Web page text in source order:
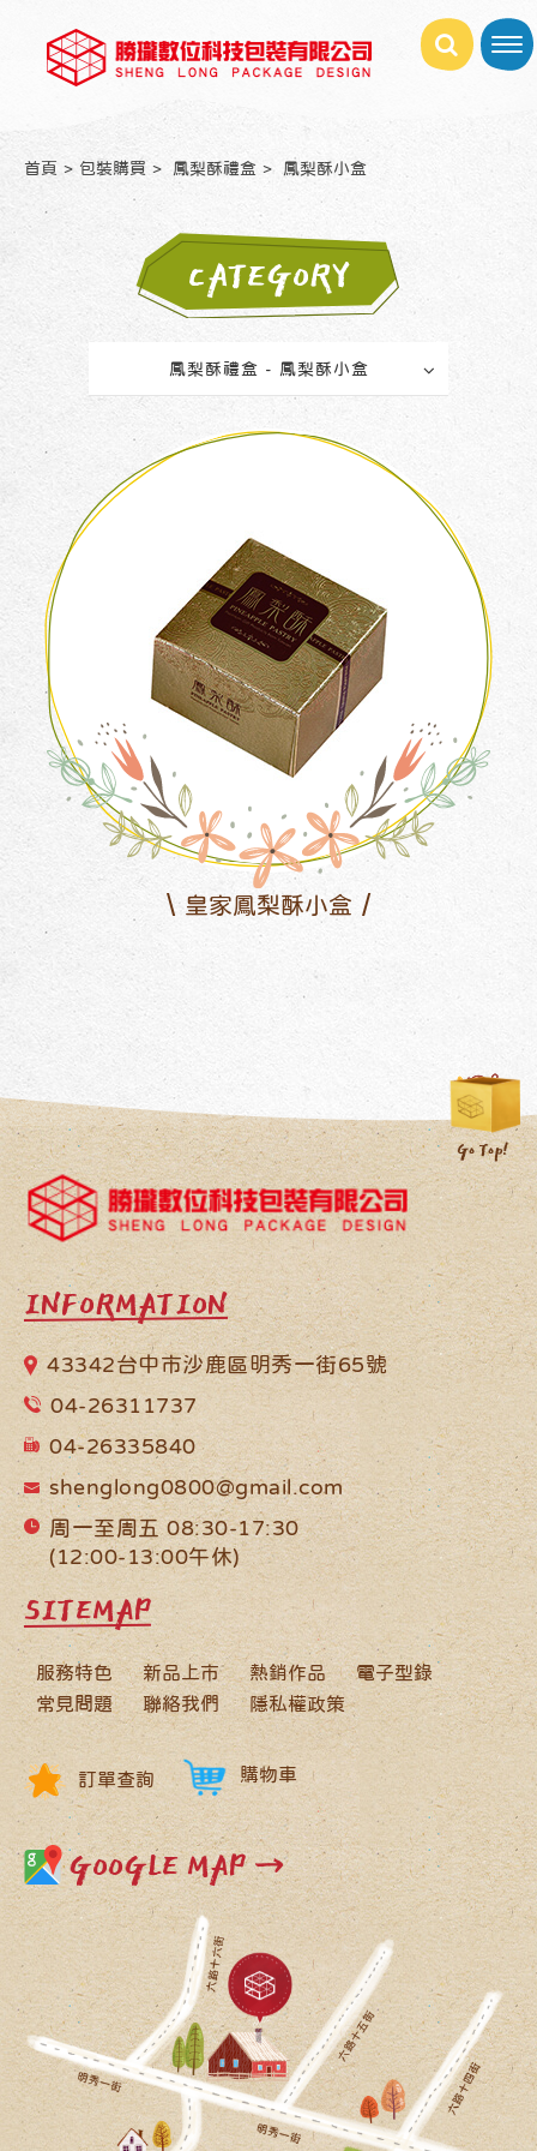
首頁 包裝購買 鳳梨酥禮盒 鳳梨酥小盒
CATEGORY
鳳梨酥禮盒 - 鳳梨酥小盒
皇家鳳梨酥小盒
INFORMATION
43342台中市沙鹿區明秀一街65號
04-26311737
04-26335840
shenglong0800@gmail.com
周一至周五 08:30-17:30
(12:00-13:00午休)
SITEMAP
服務特色 新品上市 熱銷作品
電子型錄
常見問題
聯絡我們 隱私權政策
訂單查詢 購物車
GOOGLE MAP →